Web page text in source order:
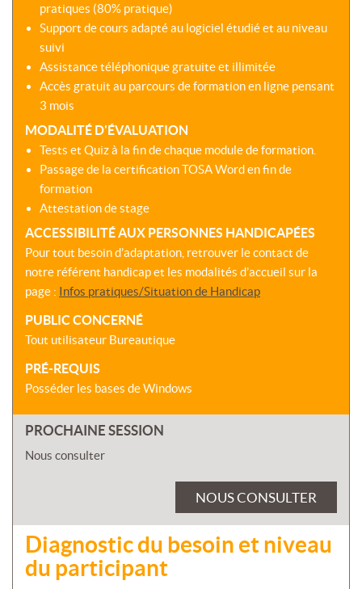
pratiques (80% pratique)
Support de cours adapté au logiciel étudié et au niveau
suivi
Assistance téléphonique gratuite et illimitée
Accès gratuit au parcours de formation en ligne pensant
3 mois
MODALITÉ D'ÉVALUATION
Tests et Quiz à la fin de chaque module de formation.
Passage de la certification TOSA Word en fin de
formation
Attestation de stage
ACCESSIBILITÉ AUX PERSONNES HANDICAPÉES
Pour tout besoin d’adaptation, retrouver le contact de
notre référent handicap et les modalités d’accueil sur la
page : Infos pratiques/Situation de Handicap
PUBLIC CONCERNÉ
Tout utilisateur Bureautique
PRÉ-REQUIS
Posséder les bases de Windows
PROCHAINE SESSION
Nous consulter
NOUS CONSULTER
Diagnostic du besoin et niveau
du participant